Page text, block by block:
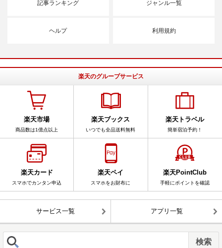
記事ランキング ジャンル一覧
ヘルプ 利用規約
楽天のグループサービス
楽天市場
商品数は1億点以上
楽天ブックス
いつでも全品送料無料
楽天トラベル
簡単宿泊予約！
楽天カード
スマホでカンタン申込
楽天ペイ
スマホをお財布に
楽天PointClub
手軽にポイントを確認
サービス一覧 アプリ一覧